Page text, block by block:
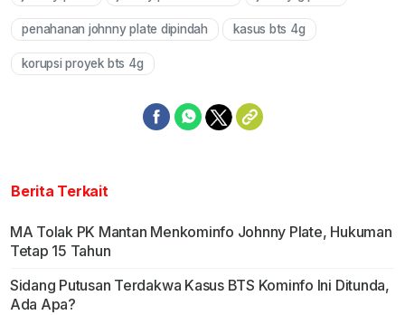
penahanan johnny plate dipindah kasus bts 4g
korupsi proyek bts 4g
Berita Terkait
MA Tolak PK Mantan Menkominfo Johnny Plate, Hukuman
Tetap 15 Tahun
Sidang Putusan Terdakwa Kasus BTS Kominfo Ini Ditunda,
Ada Apa?